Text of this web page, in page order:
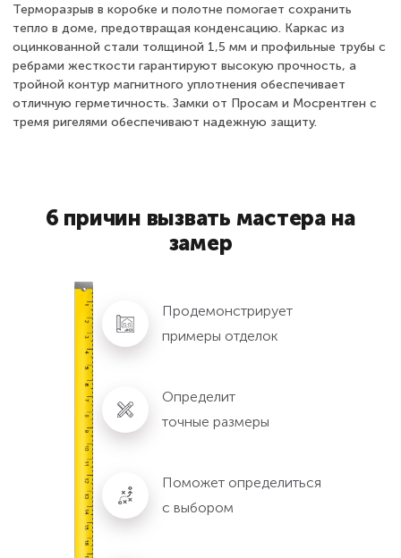
Терморазрыв в коробке и полотне помогает сохранить
тепло в доме, предотвращая конденсацию. Каркас из
оцинкованной стали толщиной 1,5 мм и профильные трубы с
ребрами жесткости гарантируют высокую прочность, а
тройной контур магнитного уплотнения обеспечивает
отличную герметичность. Замки от Просам и Мосрентген с
тремя ригелями обеспечивают надежную защиту.
6 причин вызвать мастера на
замер
Продемонстрирует
примеры отделок
Определит
точные размеры
Поможет определиться
с выбором